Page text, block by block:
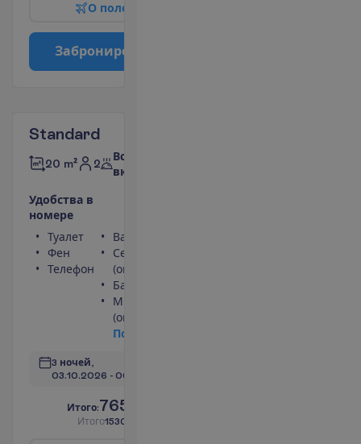
О поле
Заброниро
Standard
20 m² 2
Все
включено
Удобства в
номере
Туалет
Фен
Телефон
Ванна или душ
Сейф
(оплачивается)
Балкон
Мини-бар
(оплачивается)
По
3 ночей,
03.10.2026 - 06.10.2026
Итого:765.00
Итого1530.00